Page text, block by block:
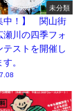
未分類
中！】 関山街
瀬川の四季フォ
テストを開催し
。